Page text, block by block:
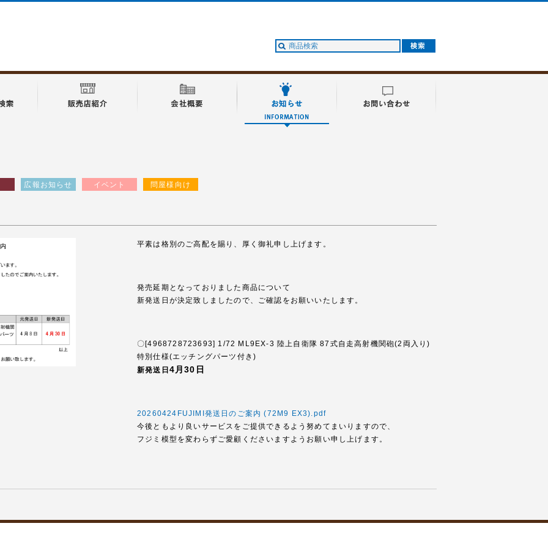
広報お知らせ イベント 問屋様向け
平素は格別のご高配を賜り、厚く御礼申し上げます。
発売延期となっておりました商品について
新発送日が決定致しましたので、ご確認をお願いいたします。
〇[4968728723693] 1/72 ML9EX-3 陸上自衛隊 87式自走高射機関砲(2両入り)
特別仕様(エッチングパーツ付き)
新発送日 4月30日
20260424FUJIMI発送日のご案内 (72M9 EX3).pdf
今後ともより良いサービスをご提供できるよう努めてまいりますので、
フジミ模型を変わらずご愛顧くださいますようお願い申し上げます。